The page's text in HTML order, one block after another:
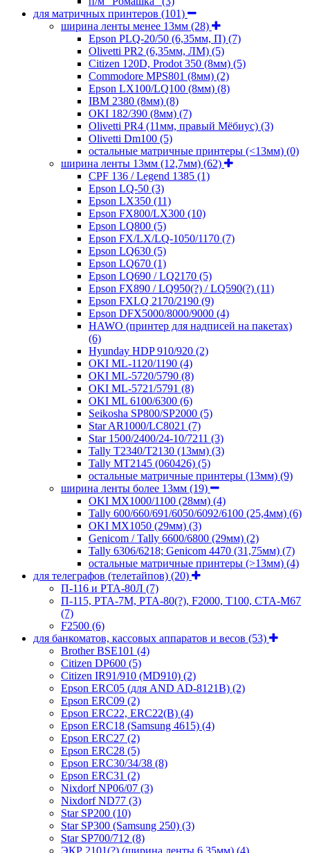
для матричных принтеров (101)
ширина ленты менее 13мм (28)
Epson PLQ-20/50 (6,35мм, П) (7)
Olivetti PR2 (6,35мм, ЛМ) (5)
Citizen 120D, Prodot 350 (8мм) (5)
Commodore MPS801 (8мм) (2)
Epson LX100/LQ100 (8мм) (8)
IBM 2380 (8мм) (8)
OKI 182/390 (8мм) (7)
Olivetti PR4 (11мм, правый Мёбиус) (3)
Olivetti Dm100 (5)
остальные матричные принтеры (<13мм) (0)
ширина ленты 13мм (12,7мм) (62)
CPF 136 / Legend 1385 (1)
Epson LQ-50 (3)
Epson LX350 (11)
Epson FX800/LX300 (10)
Epson LQ800 (5)
Epson FX/LX/LQ-1050/1170 (7)
Epson LQ630 (5)
Epson LQ670 (1)
Epson LQ690 / LQ2170 (5)
Epson FX890 / LQ950(?) / LQ590(?) (11)
Epson FXLQ 2170/2190 (9)
Epson DFX5000/8000/9000 (4)
HAWO (принтер для надписей на пакетах)
(6)
Hyunday HDP 910/920 (2)
OKI ML-1120/1190 (4)
OKI ML-5720/5790 (8)
OKI ML-5721/5791 (8)
OKI ML 6100/6300 (6)
Seikosha SP800/SP2000 (5)
Star AR1000/LC8021 (7)
Star 1500/2400/24-10/7211 (3)
Tally T2340/T2130 (13мм) (3)
Tally MT2145 (060426) (5)
остальные матричные принтеры (13мм) (9)
ширина ленты более 13мм (19)
OKI MX1000/1100 (28мм) (4)
Tally 600/660/691/6050/6092/6100 (25,4мм) (6)
OKI MX1050 (29мм) (3)
Genicom / Tally 6600/6800 (29мм) (2)
Tally 6306/6218; Genicom 4470 (31,75мм) (7)
остальные матричные принтеры (>13мм) (4)
для телеграфов (телетайпов) (20)
П-116 и РТА-80Л (7)
П-115, РТА-7М, РТА-80(?), F2000, T100, СТА-М67
(7)
F2500 (6)
для банкоматов, кассовых аппаратов и весов (53)
Brother BSE101 (4)
Citizen DP600 (5)
Citizen IR91/910 (MD910) (2)
Epson ERC05 (для AND AD-8121B) (2)
Epson ERC09 (2)
Epson ERC22, ERC22(B) (4)
Epson ERC18 (Samsung 4615) (4)
Epson ERC27 (2)
Epson ERC28 (5)
Epson ERC30/34/38 (8)
Epson ERC31 (2)
Nixdorf NP06/07 (3)
Nixdorf ND77 (3)
Star SP200 (10)
Star SP300 (Samsung 250) (3)
Star SP700/712 (8)